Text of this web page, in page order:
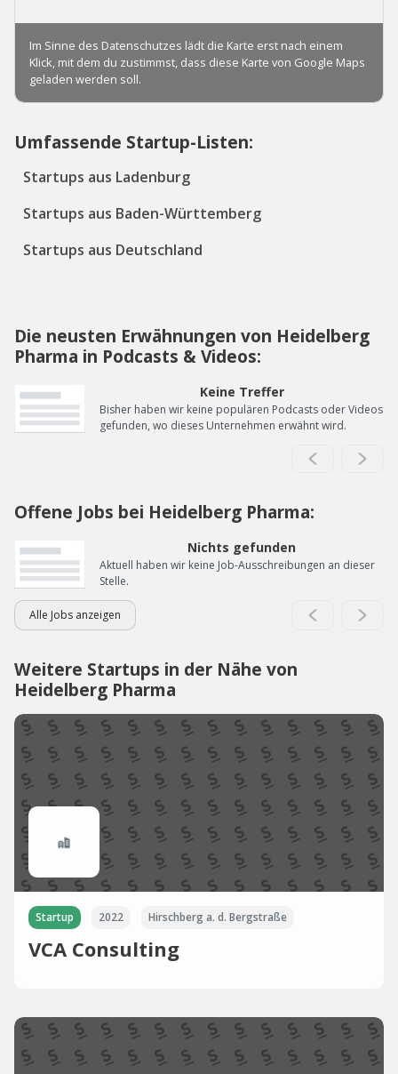
Umfassende Startup-Listen:
Startups aus Ladenburg
Startups aus Baden-Württemberg
Startups aus Deutschland
Die neusten Erwähnungen von Heidelberg
Pharma in Podcasts & Videos:
Keine Treffer
Bisher haben wir keine populären Podcasts oder Videos
gefunden, wo dieses Unternehmen erwähnt wird.
Offene Jobs bei Heidelberg Pharma:
Nichts gefunden
Aktuell haben wir keine Job-Ausschreibungen an dieser
Stelle.
Alle Jobs anzeigen
Weitere Startups in der Nähe von
Heidelberg Pharma
Startup 2022 Hirschberg a. d. Bergstraße
VCA Consulting